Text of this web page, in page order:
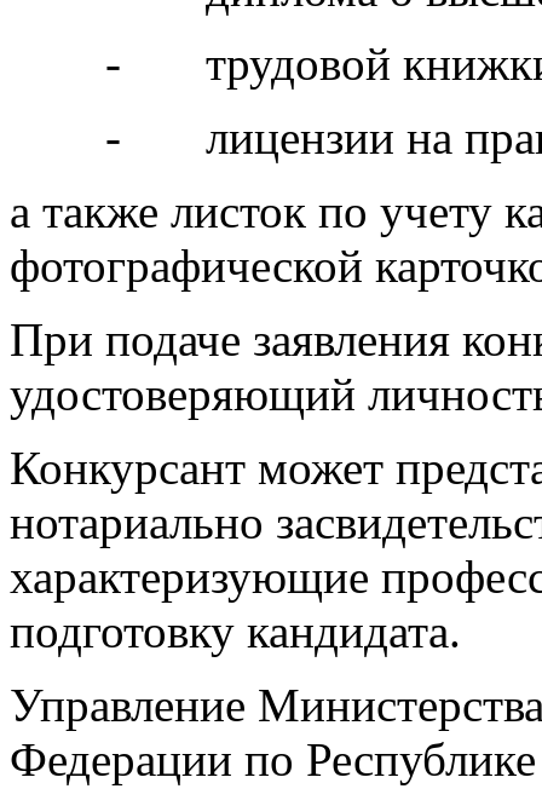
- трудовой
- лицензии на
а также листок по учету
фотографической
При подаче заявления
удостоверяющий
Конкурсант может
нотариально
характеризующие
подготовку кандидата.
Управление
Федерации по